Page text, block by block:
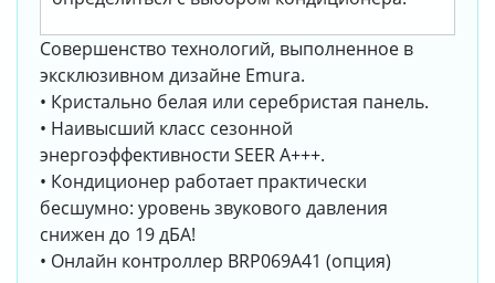
Совершенство технологий, выполненное в
эксклюзивном дизайне Emura.
• Кристально белая или серебристая панель.
• Наивысший класс сезонной
энергоэффективности SEER А+++.
• Кондиционер работает практически
бесшумно: уровень звукового давления
снижен до 19 дБА!
• Онлайн контроллер BRP069A41 (опция)